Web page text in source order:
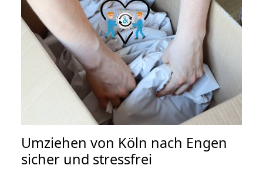
Umziehen von Köln nach Engen
sicher und stressfrei